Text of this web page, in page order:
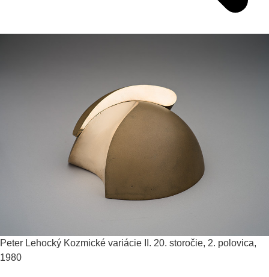
Peter Lehocký Kozmické variácie II. 20. storočie, 2. polovica,
1980